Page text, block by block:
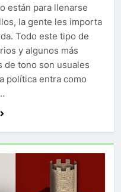
están para llenarse
la gente les importa
Todo este tipo de
y algunos más
de tono son usuales
política entra como